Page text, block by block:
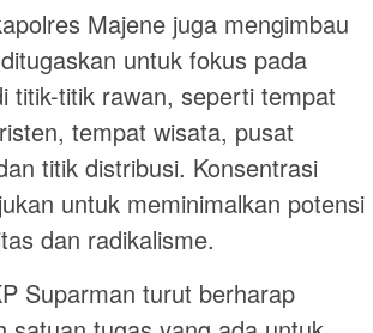
Majene juga mengimbau
untuk fokus pada
titik-titik rawan, seperti tempat
tempat wisata, pusat
titik distribusi. Konsentrasi
untuk meminimalkan potensi
dan radikalisme.
Suparman turut berharap